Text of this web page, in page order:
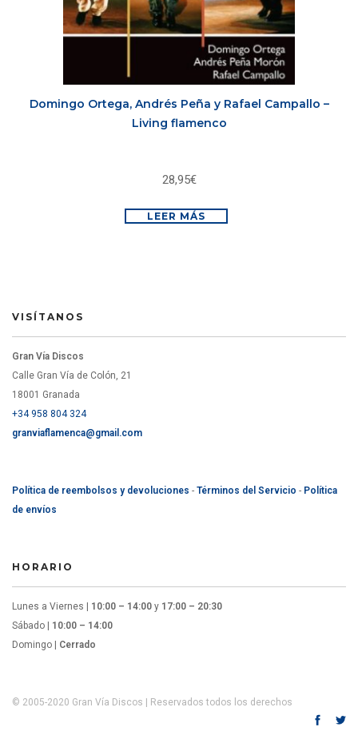
Domingo Ortega, Andrés Peña y Rafael Campallo –
Living flamenco
28,95€
LEER MÁS
VISÍTANOS
Gran Vía Discos
Calle Gran Vía de Colón, 21
18001 Granada
+34 958 804 324
granviaflamenca@gmail.com
Política de reembolsos y devoluciones - Términos del Servicio - Política
de envíos
HORARIO
Lunes a Viernes | 10:00 – 14:00 y 17:00 – 20:30
Sábado | 10:00 – 14:00
Domingo | Cerrado
© 2005-2020 Gran Vía Discos | Reservados todos los derechos